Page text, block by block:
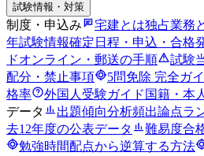
試験情報・対策
制度・申込み 宅建とは独占業務
年試験情報確定日程・申込・合格
ドオンライン・郵送の手順 試験
配分・禁止事項
5問免除 完全ガ
格率
外国人受験ガイド 国籍・本
データ
出題傾向分析頻出論点ラ
去12年度の公表データ
難易度合
勉強時間配点から逆算する方法